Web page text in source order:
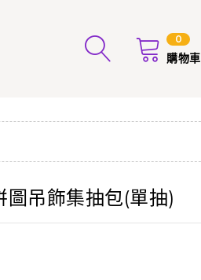
0
購物車
吊飾集抽包(單抽)